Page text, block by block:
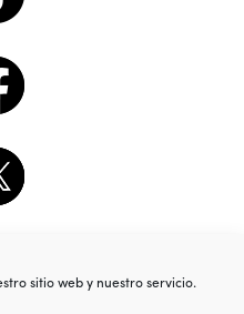
sitio web y nuestro servicio.